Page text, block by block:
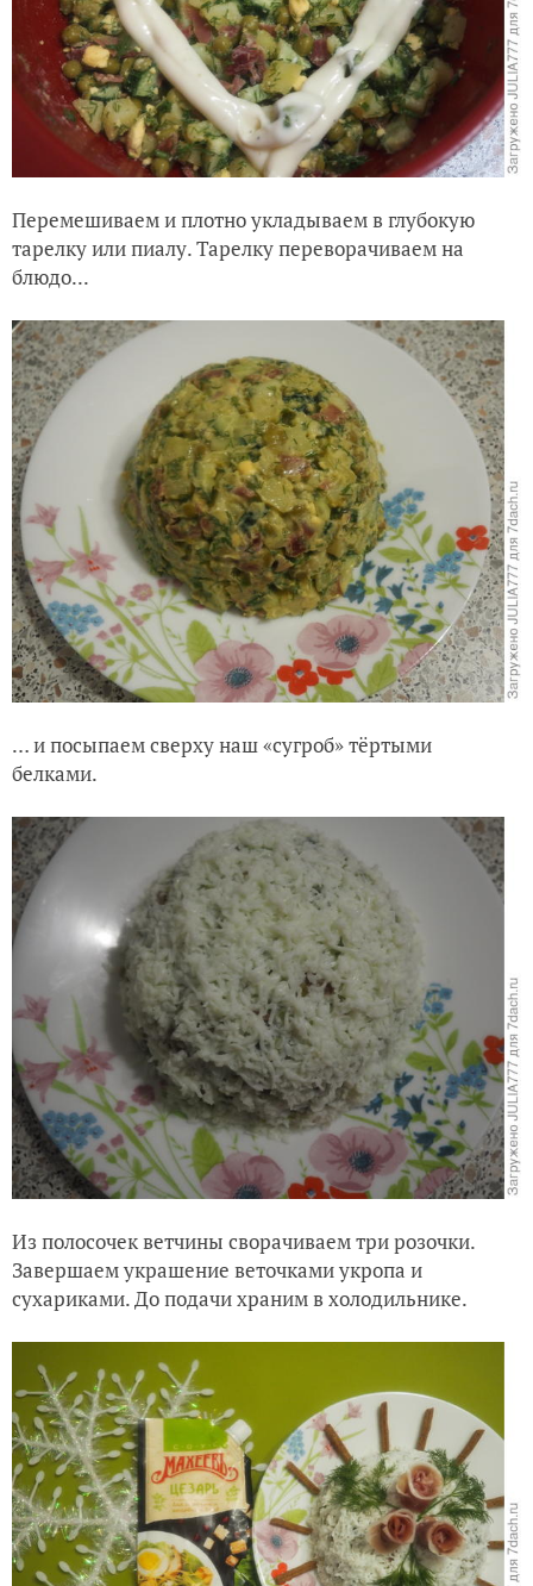
Перемешиваем и плотно укладываем в глубокую
тарелку или пиалу. Тарелку переворачиваем на
блюдо...
… и посыпаем сверху наш «сугроб» тёртыми
белками.
Из полосочек ветчины сворачиваем три розочки.
Завершаем украшение веточками укропа и
сухариками. До подачи храним в холодильнике.